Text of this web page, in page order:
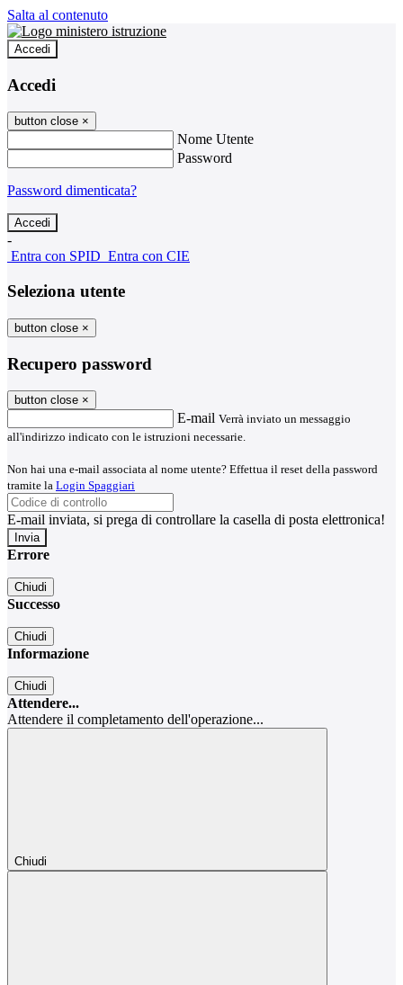
Salta al contenuto
Accedi
Accedi
button close ×
Nome Utente
Password
Password dimenticata?
-
Entra con SPID Entra con CIE
Seleziona utente
button close ×
Recupero password
button close ×
E-mail Verrà inviato un messaggio
all'indirizzo indicato con le istruzioni necessarie.
Non hai una e-mail associata al nome utente? Effettua il reset della password
tramite la Login Spaggiari
E-mail inviata, si prega di controllare la casella di posta elettronica!
Errore
Chiudi
Successo
Chiudi
Informazione
Chiudi
Attendere...
Attendere il completamento dell'operazione...
Chiudi